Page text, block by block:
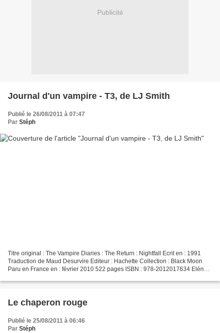
Publicité
Journal d'un vampire - T3, de LJ Smith
Publié le 26/08/2011 à 07:47
Par Stéph
Titre original : The Vampire Diaries : The Return : Nightfall Ecrit en : 1991
Traduction de Maud Desurvire Editeur : Hachette Collection : Black Moon
Paru en France en : février 2010 522 pages ISBN : 978-2012017634 Eléna
Le chaperon rouge
Publié le 25/08/2011 à 06:46
Par Stéph